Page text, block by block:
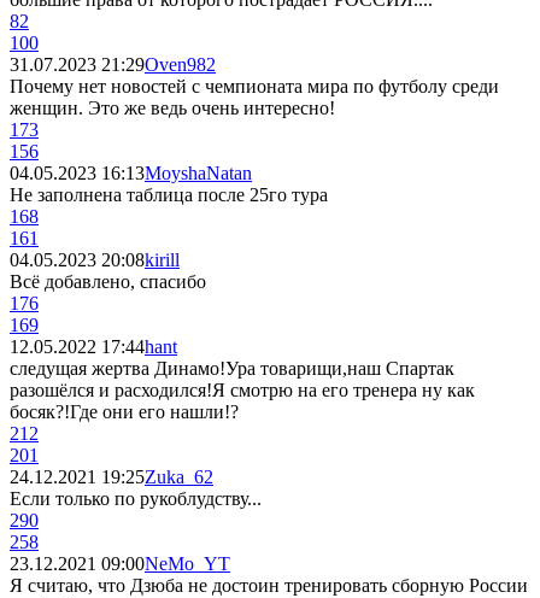
82
100
31.07.2023 21:29Oven982
Почему нет новостей с чемпионата мира по футболу среди
женщин. Это же ведь очень интересно!
173
156
04.05.2023 16:13MoyshaNatan
Не заполнена таблица после 25го тура
168
161
04.05.2023 20:08kirill
Всё добавлено, спасибо
176
169
12.05.2022 17:44hant
следущая жертва Динамо!Ура товарищи,наш Спартак
разошёлся и расходился!Я смотрю на его тренера ну как
босяк?!Где они его нашли!?
212
201
24.12.2021 19:25Zuka_62
Если только по рукоблудству...
290
258
23.12.2021 09:00NeMo_YT
Я считаю, что Дзюба не достоин тренировать сборную России